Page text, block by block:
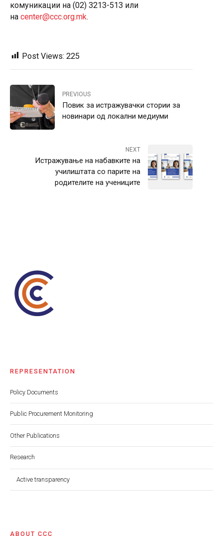
комуникации на (02) 3213-513 или
на center@ccc.org.mk.
Post Views: 225
PREVIOUS
Повик за истражувачки стории за
новинари од локални медиуми
NEXT
Истражување на набавките на
училиштата со парите на
родителите на учениците
REPRESENTATION
Policy Documents
Public Procurement Monitoring
Other Publications
Research
Active transparency
ABOUT CCC